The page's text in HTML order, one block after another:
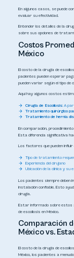
En algunos casos, se puede
evaluar su efectividad.
Entender los detalles de la
sobre sus opciones de
Costos
México
El costo de la cirugía de
pacientes pueden esperar
pueden variar según el tipo de
Aquí hay algunos costos
Cirugía de Escoliosis:A
Tratamiento quirúrgico
Tratamiento de hernia
En comparación,
Esta diferencia significativa
Los factores que pueden influir
Tipo de tratamiento
Experiencia del cirujano
Ubicación de la clínica y su
Los pacientes siempre deben
instalación confiable. Esto
cirugía.
Estar informado sobre estos
de escoliosis en México.
Comparación
México vs.
El costo de la cirugía de
México, los pacientes a